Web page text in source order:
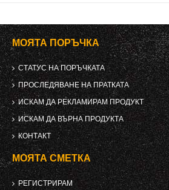
МОЯТА ПОРЪЧКА
СТАТУС НА ПОРЪЧКАТА
ПРОСЛЕДЯВАНЕ НА ПРАТКАТА
ИСКАМ ДА РЕКЛАМИРАМ ПРОДУКТ
ИСКАМ ДА ВЪРНА ПРОДУКТА
КОНТАКТ
МОЯТА СМЕТКА
РЕГИСТРИРАМ